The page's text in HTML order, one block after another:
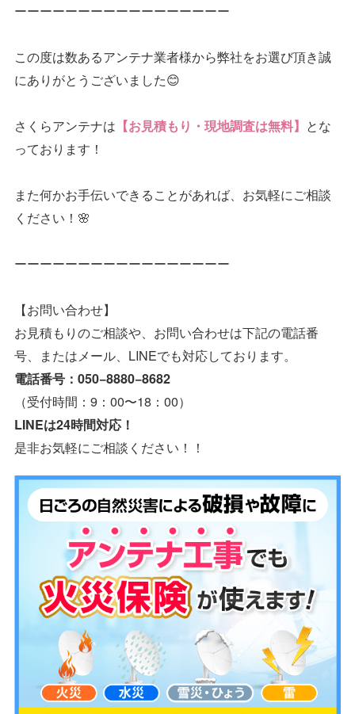
ーーーーーーーーーーーーーーーーー
この度は数あるアンテナ業者様から弊社をお選び頂き誠
にありがとうございました😊
さくらアンテナは 【お見積もり・現地調査は無料】 とな
っております！
また何かお手伝いできることがあれば、お気軽にご相談
ください！🌸
ーーーーーーーーーーーーーーーーー
【お問い合わせ】
お見積もりのご相談や、お問い合わせは下記の電話番
号、またはメール、LINEでも対応しております。
電話番号：050−8880−8682
（受付時間：9：00〜18：00）
LINEは24時間対応！
是非お気軽にご相談ください！！